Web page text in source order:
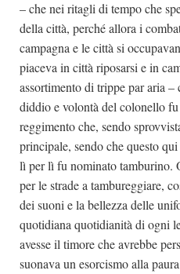
– che nei ritagli di tempo che
della città, perché allora i
campagna e le città si
piaceva in città riposarsi e in
assortimento di trippe par aria
diddio e volontà del colonello fu
reggimento che, sendo
principale, sendo che questo
lì per lì fu nominato tamburino.
per le strade a tambureggiare,
dei suoni e la bellezza delle
quotidiana quotidianità di ogni
avesse il timore che avrebbe
suonava un esorcismo alla